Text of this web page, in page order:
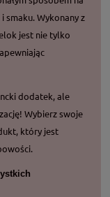
Wykonany z
jest nie tylko
dodatek, ale
Wybierz swoje
który jest